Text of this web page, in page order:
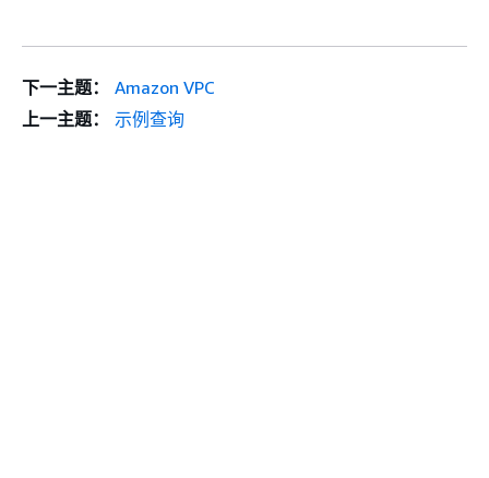
下一主题：
Amazon VPC
上一主题：
示例查询